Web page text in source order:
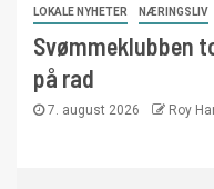
LOKALE NYHETER NÆRINGSLIV
Svømmeklubben
på rad
7. august 2026 Roy